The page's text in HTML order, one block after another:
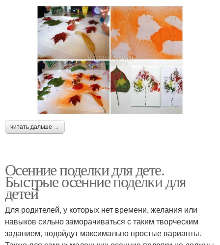
читать дальше →
Осенние поделки для дете.
Быстрые осенние поделки для
детей
Для родителей, у которых нет времени, желания или
навыков сильно заморачиваться с таким творческим
заданием, подойдут максимально простые варианты.